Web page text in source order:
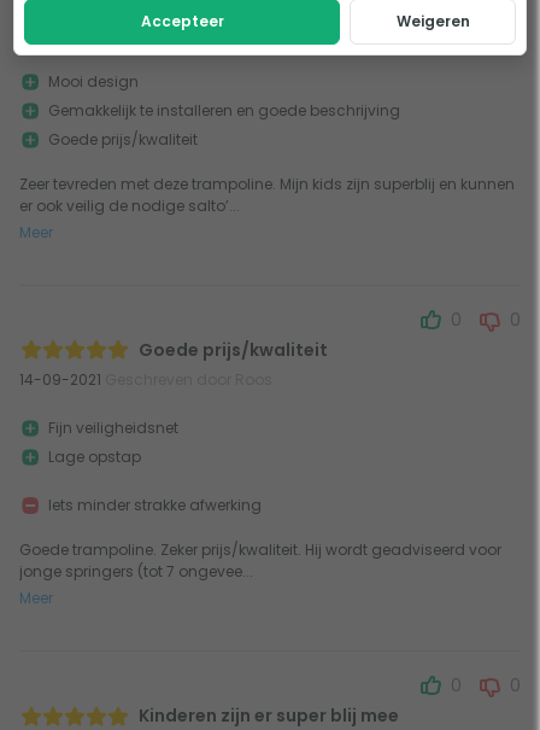
Geschreven door Wendy Heyninck
Zeer tevreden met deze trampoline. Mijn kids zijn superblij en kunnen
er ook veilig de nodige salto’...
Meer
Mooi design
Gemakkelijk te installeren en goede beschrijving
Goede prijs/kwaliteit
Goede prijs/kwaliteit
14-09-2021
0 0
Goede trampoline. Zeker prijs/kwaliteit. Hij wordt geadviseerd voor
jonge springers (tot 7 ongevee...
Meer
Fijn veiligheidsnet
Lage opstap
Iets minder strakke afwerking
Kinderen zijn er super blij mee
0 0
Accepteer Weigeren